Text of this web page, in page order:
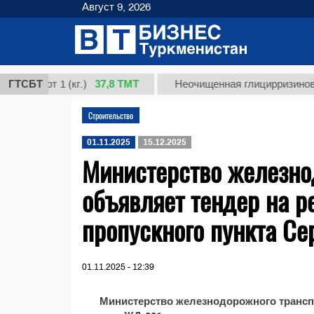
ГТСБТ
сорт 1 (кг.) 37,8 ТМТ Неочищенная глицирризиновая
Строительство
01.11.2025 15.12.2025
Министерство
объявляет тендер на
пропускного пункта
01.11.2025 - 12:39
Министерство железнодорожного
Август 9, 2026